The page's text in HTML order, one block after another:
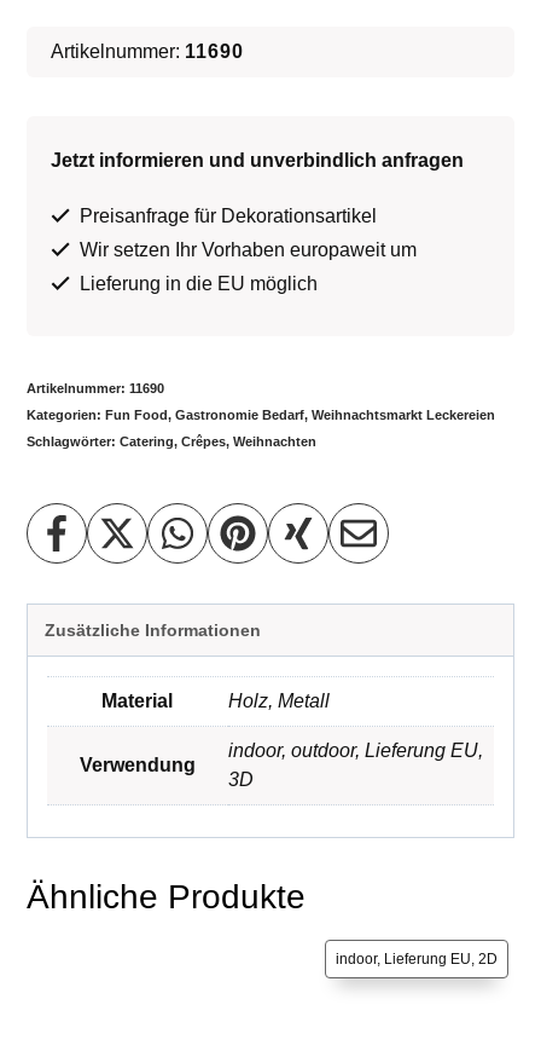
Artikelnummer: 11690
Jetzt informieren und unverbindlich anfragen
Preisanfrage für Dekorationsartikel
Wir setzen Ihr Vorhaben europaweit um
Lieferung in die EU möglich
Artikelnummer: 11690
Kategorien: Fun Food, Gastronomie Bedarf, Weihnachtsmarkt Leckereien
Schlagwörter: Catering, Crêpes, Weihnachten
Zusätzliche Informationen
Material Holz, Metall
Verwendung
indoor, outdoor, Lieferung EU,
3D
Ähnliche Produkte
indoor, Lieferung EU, 2D